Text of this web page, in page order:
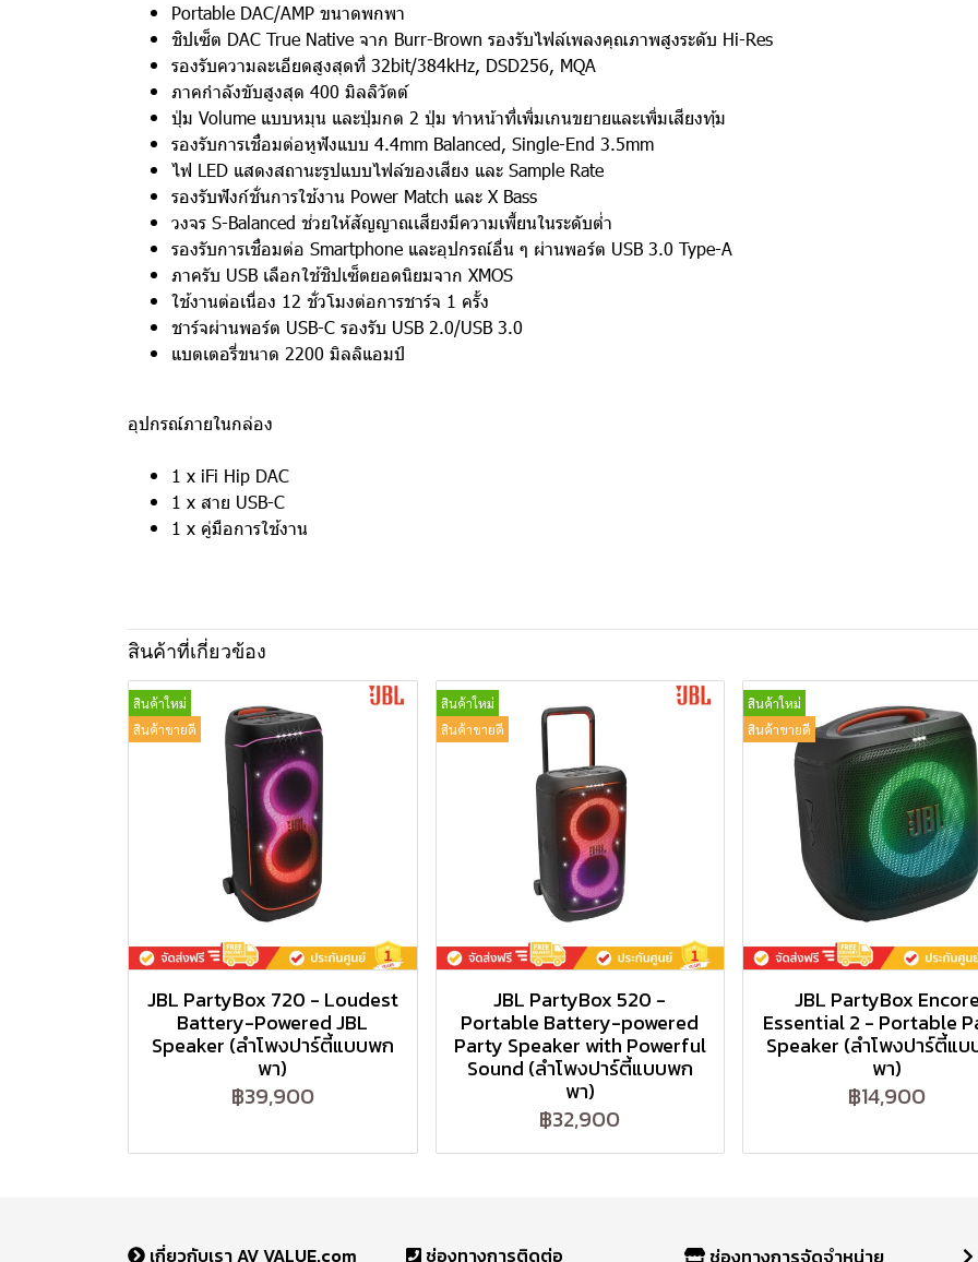
Portable DAC/AMP ขนาดพกพา
ชิปเซ็ต DAC True Native จาก Burr-Brown รองรับไฟล์เพลงคุณภาพสูงระดับ Hi-Res
รองรับความละเอียดสูงสุดที่ 32bit/384kHz, DSD256, MQA
ภาคกำลังขับสูงสุด 400 มิลลิวัตต์
ปุ่ม Volume แบบหมุน และปุ่มกด 2 ปุ่ม ทำหน้าที่เพิ่มเกนขยายและเพิ่มเสียงทุ้ม
รองรับการเชื่อมต่อหูฟังแบบ 4.4mm Balanced, Single-End 3.5mm
ไฟ LED แสดงสถานะรูปแบบไฟล์ของเสียง และ Sample Rate
รองรับฟังก์ชั่นการใช้งาน Power Match และ X Bass
วงจร S-Balanced ช่วยให้สัญญาณเสียงมีความเพี้ยนในระดับต่ำ
รองรับการเชื่อมต่อ Smartphone และอุปกรณ์อื่น ๆ ผ่านพอร์ต USB 3.0 Type-A
ภาครับ USB เลือกใช้ชิปเซ็ตยอดนิยมจาก XMOS
ใช้งานต่อเนื่อง 12 ชั่วโมงต่อการชาร์จ 1 ครั้ง
ชาร์จผ่านพอร์ต USB-C รองรับ USB 2.0/USB 3.0
แบตเตอรี่ขนาด 2200 มิลลิแอมป์
อุปกรณ์ภายในกล่อง
1 x iFi Hip DAC
1 x สาย USB-C
1 x คู่มือการใช้งาน
สินค้าที่เกี่ยวข้อง
สินค้าใหม่
สินค้าขายดี
JBL PartyBox 720 - Loudest
Battery-Powered JBL
Speaker (ลำโพงปาร์ตี้แบบพก
พา)
฿39,900
สินค้าใหม่
สินค้าขายดี
JBL PartyBox 520 -
Portable Battery-powered
Party Speaker with Powerful
Sound (ลำโพงปาร์ตี้แบบพก
พา)
฿32,900
สินค้าใหม่
สินค้าขายดี
JBL PartyBox Encore
Essential 2 - Portable
Speaker (ลำโพงปาร์ตี้แ
พา)
฿14,900
เกี่ยวกับเรา AV VALUE.com ช่องทางการติดต่อ ช่องทางการจัดจำหน่าย